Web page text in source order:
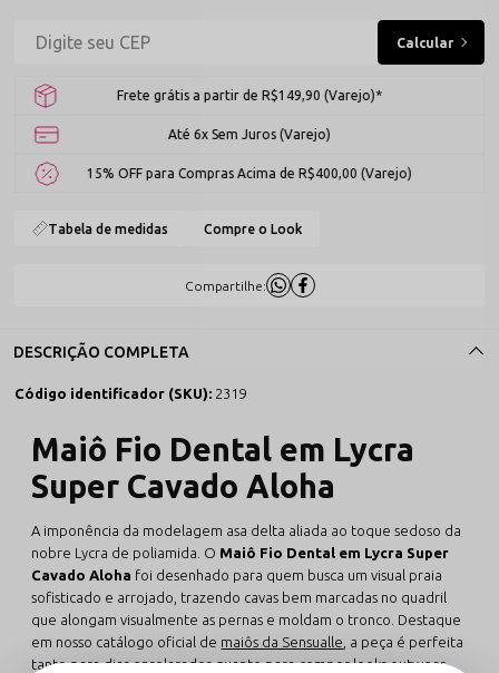
Frete grátis a partir de R$149,90 (Varejo)*
Até 6x Sem Juros (Varejo)
15% OFF para Compras Acima de R$400,00 (Varejo)
Tabela de medidas Compre o Look
Compartilhe:
DESCRIÇÃO COMPLETA
Código identificador (SKU): 2319
Maiô Fio Dental em Lycra
Super Cavado Aloha
A imponência da modelagem asa delta aliada ao toque sedoso da
nobre Lycra de poliamida. O Maiô Fio Dental em Lycra Super
Cavado Aloha foi desenhado para quem busca um visual praia
sofisticado e arrojado, trazendo cavas bem marcadas no quadril
que alongam visualmente as pernas e moldam o tronco. Destaque
em nosso catálogo oficial de maiôs da Sensualle , a peça é perfeita
tanto para dias ensolarados quanto para compor looks outwear.